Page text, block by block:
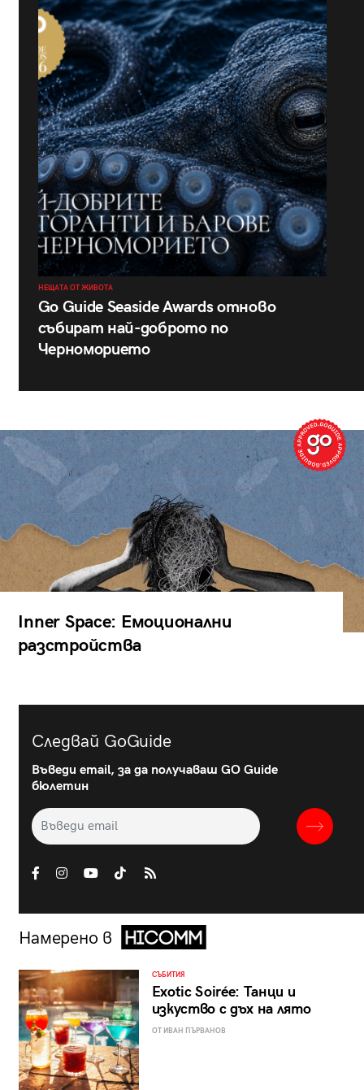
НЕЩАТА ОТ ЖИВОТА
Go Guide Seaside Awards отново
събират най-доброто по
Черноморието
Inner Space: Емоционални
разстройства
Следвай GoGuide
Въведи email, за да получаваш GO Guide
бюлетин
Намерено в
СЪБИТИЯ
Exotic Soirée: Танци и
изкуство с дъх на лято
ОТ ИВАН ПЪРВАНОВ